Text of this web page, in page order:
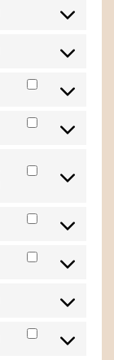
service
service
service
service
service
service